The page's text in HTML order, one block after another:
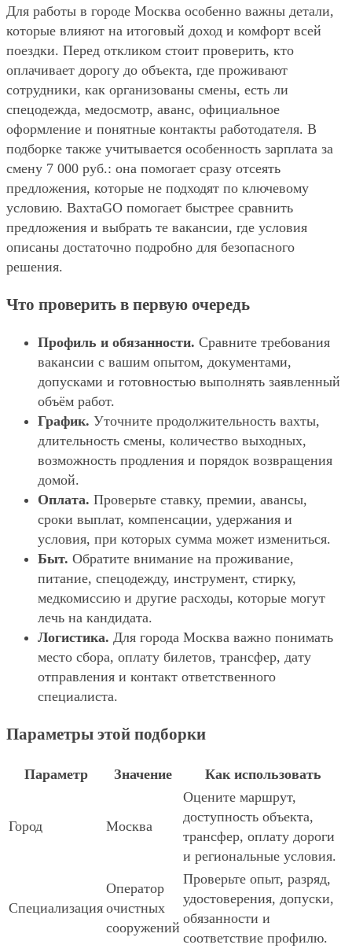
Для работы в городе Москва особенно важны детали,
которые влияют на итоговый доход и комфорт всей
поездки. Перед откликом стоит проверить, кто
оплачивает дорогу до объекта, где проживают
сотрудники, как организованы смены, есть ли
спецодежда, медосмотр, аванс, официальное
оформление и понятные контакты работодателя. В
подборке также учитывается особенность зарплата за
смену 7 000 руб.: она помогает сразу отсеять
предложения, которые не подходят по ключевому
условию. ВахтаGO помогает быстрее сравнить
предложения и выбрать те вакансии, где условия
описаны достаточно подробно для безопасного
решения.
Что проверить в первую очередь
Профиль и обязанности. Сравните требования
вакансии с вашим опытом, документами,
допусками и готовностью выполнять заявленный
объём работ.
График. Уточните продолжительность вахты,
длительность смены, количество выходных,
возможность продления и порядок возвращения
домой.
Оплата. Проверьте ставку, премии, авансы,
сроки выплат, компенсации, удержания и
условия, при которых сумма может измениться.
Быт. Обратите внимание на проживание,
питание, спецодежду, инструмент, стирку,
медкомиссию и другие расходы, которые могут
лечь на кандидата.
Логистика. Для города Москва важно понимать
место сбора, оплату билетов, трансфер, дату
отправления и контакт ответственного
специалиста.
Параметры этой подборки
Параметр Значение Как использовать
Город Москва
Оцените маршрут,
доступность объекта,
трансфер, оплату дороги
и региональные условия.
Специализация
Оператор
очистных
сооружений
Проверьте опыт, разряд,
удостоверения, допуски,
обязанности и
соответствие профилю.